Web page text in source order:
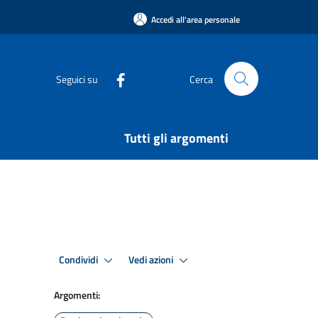
Accedi all'area personale
Seguici su Cerca
Tutti gli argomenti
Condividi Vedi azioni
Argomenti: